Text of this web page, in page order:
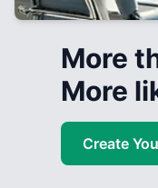
More
More
Create